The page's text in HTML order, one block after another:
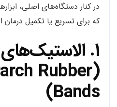
در کنار دستگاه‌های اصلی،
که برای تسریع یا تکمیل
1.
Rubber
Bands)